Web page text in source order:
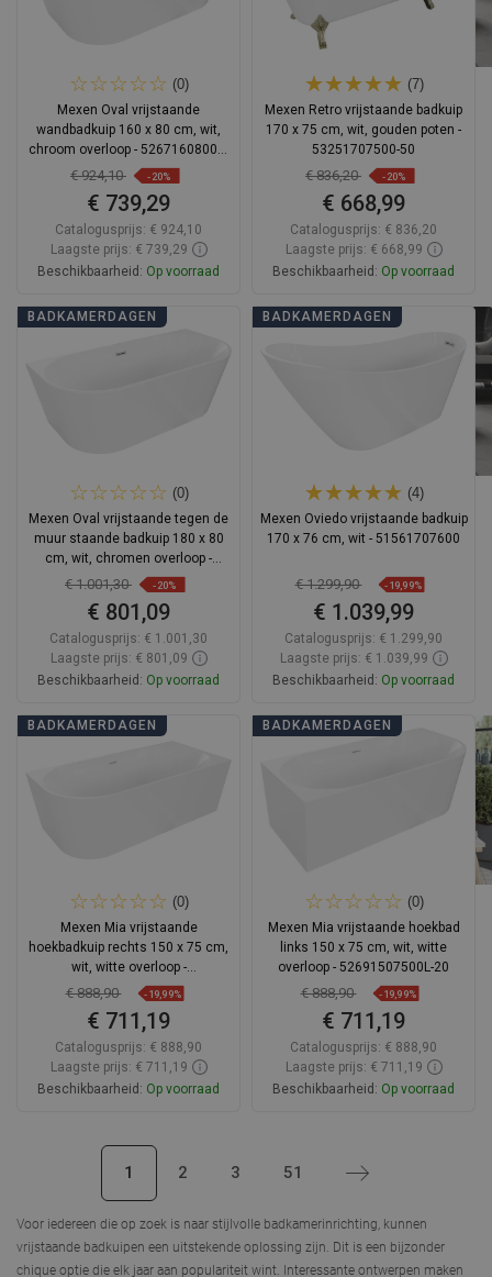
(0)
Mexen Oval vrijstaande
wandbadkuip 160 x 80 cm, wit,
chroom overloop - 52671608000-
01
€ 924,10 -20%
€ 739,29
Catalogusprijs: € 924,10
Laagste prijs: € 739,29
Beschikbaarheid: Op voorraad
In winkelwagen
(7)
Mexen Retro vrijstaande badkuip
170 x 75 cm, wit, gouden poten -
53251707500-50
€ 836,20 -20%
€ 668,99
Catalogusprijs: € 836,20
Laagste prijs: € 668,99
Beschikbaarheid: Op voorraad
In winkelwagen
BADKAMERDAGEN
(0)
Mexen Oval vrijstaande tegen de
muur staande badkuip 180 x 80
cm, wit, chromen overloop -
52671808000-01
€ 1.001,30 -20%
€ 801,09
Catalogusprijs: € 1.001,30
Laagste prijs: € 801,09
Beschikbaarheid: Op voorraad
In winkelwagen
BADKAMERDAGEN
(4)
Mexen Oviedo vrijstaande badkuip
170 x 76 cm, wit - 51561707600
€ 1.299,90 -19,99%
€ 1.039,99
Catalogusprijs: € 1.299,90
Laagste prijs: € 1.039,99
Beschikbaarheid: Op voorraad
In winkelwagen
BADKAMERDAGEN
(0)
Mexen Mia vrijstaande
hoekbadkuip rechts 150 x 75 cm,
wit, witte overloop -
52691507500P-20
€ 888,90 -19,99%
€ 711,19
Catalogusprijs: € 888,90
Laagste prijs: € 711,19
Beschikbaarheid: Op voorraad
Favoriet
BADKAMERDAGEN
(0)
Mexen Mia vrijstaande hoekbad
links 150 x 75 cm, wit, witte
overloop - 52691507500L-20
€ 888,90 -19,99%
€ 711,19
Catalogusprijs: € 888,90
Laagste prijs: € 711,19
Beschikbaarheid: Op voorraad
Vergelijk
1 2 3 51 Volgende
Voor iedereen die op zoek is naar stijlvolle badkamerinrichting, kunnen
vrijstaande badkuipen een uitstekende oplossing zijn. Dit is een bijzonder
chique optie die elk jaar aan populariteit wint. Interessante ontwerpen maken